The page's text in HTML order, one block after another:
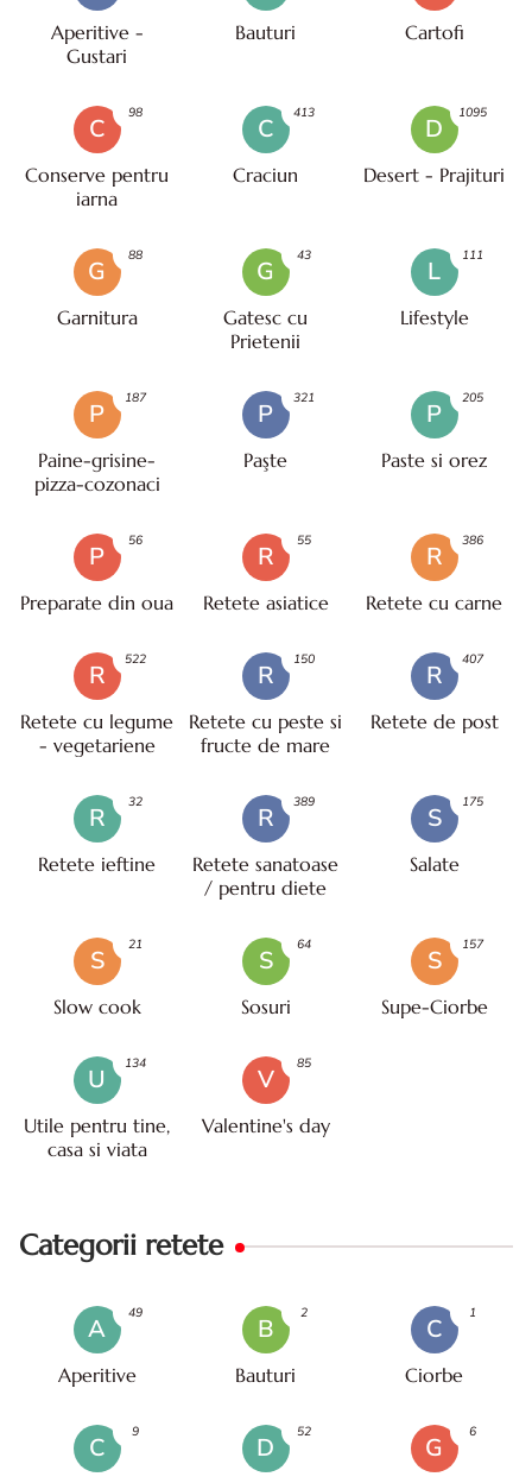
Aperitive -
Gustari
Bauturi Cartofi
C
Conserve pentru
iarna
98
C
Craciun
413
D
Desert - Prajituri
1095
G
Garnitura
88
G
Gatesc cu
Prietenii
43
L
Lifestyle
111
P
Paine-grisine-
pizza-cozonaci
187
P
Paşte
321
P
Paste si orez
205
P
Preparate din oua
56
R
Retete asiatice
55
R
Retete cu carne
386
R
Retete cu legume
- vegetariene
522
R
Retete cu peste si
fructe de mare
150
R
Retete de post
407
R
Retete ieftine
32
R
Retete sanatoase
/ pentru diete
389
S
Salate
175
S
Slow cook
21
S
Sosuri
64
S
Supe-Ciorbe
157
U
Utile pentru tine,
casa si viata
134
V
Valentine's day
85
Categorii retete
A
Aperitive
49
B
Bauturi
2
C
Ciorbe
1
C
9
D
52
G
6